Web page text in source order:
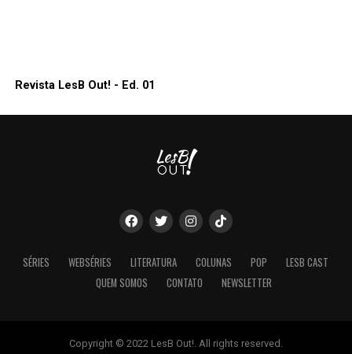
Revista LesB Out! - Ed. 01
SÉRIES WEBSÉRIES LITERATURA COLUNAS POP
LESB CAST
QUEM SOMOS
CONTATO NEWSLETTER
Copyright © 2022 LesB Out!. All rights reserved.